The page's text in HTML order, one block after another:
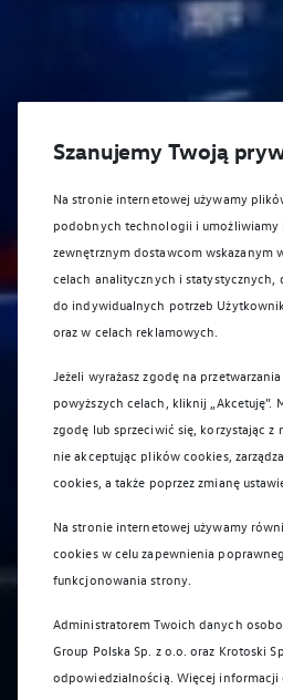
Volkswagen
Autoryzowany
Volkswagen
Autoryzowany Salon i
Szanujemy Twoją
Na stronie internetowej używamy
podobnych technologii i umożliwiamy
zewnętrznym dostawcom wskazanym
celach analitycznych i statystycznych,
do indywidualnych potrzeb
oraz w celach reklamowych.
Jeżeli wyrażasz zgodę na
powyższych celach, kliknij „Akcetuję”.
zgodę lub sprzeciwić się, korzystając z
nie akceptując plików cookies,
cookies, a także poprzez zmianę
Na stronie internetowej używamy
cookies w celu zapewnienia
funkcjonowania strony.
Administratorem Twoich danych
Group Polska Sp. z o.o. oraz Krotoski
odpowiedzialnością. Więcej informacji